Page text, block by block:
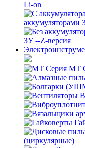
Li-on
аккумуляторами
ЗУ --Z-версия
MT
(циркулярные)